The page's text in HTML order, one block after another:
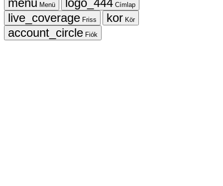
Menü
Címlap
Friss
Kör
Fiók